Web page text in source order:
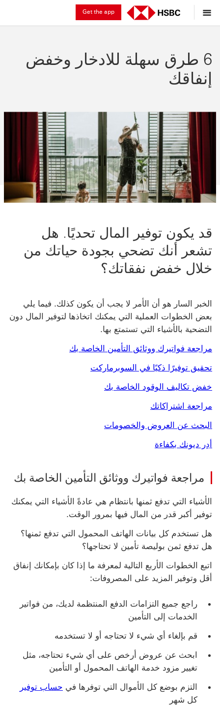
Get the app
6 طرق سهلة للادخار وخفض
إنفاقك
قد يكون توفير المال تحديًا. هل
تشعر أنك تضحي بجودة حياتك من
خلال خفض نفقاتك؟
الخبر السار هو أن الأمر لا يجب أن يكون كذلك. فيما يلي
بعض الخطوات العملية التي يمكنك اتخاذها لتوفير المال دون
التضحية بالأشياء التي تستمتع بها.
مراجعة فواتيرك ووثائق التأمين الخاصة بك
تحقيق توفيرًا ذكيًا في السوبرماركت
خفض تكاليف الوقود الخاصة بك
مراجعة اشتراكاتك
البحث عن العروض والخصومات
أدِر ديونك بكفاءة
مراجعة فواتيرك ووثائق التأمين الخاصة بك
الأشياء التي تدفع ثمنها بانتظام هي عادةً الأشياء التي يمكنك
توفير أكبر قدر من المال فيها بمرور الوقت.
هل تستخدم كل بيانات الهاتف المحمول التي تدفع ثمنها؟
هل تدفع ثمن بوليصة تأمين لا تحتاجها؟
اتبع الخطوات الأربع التالية لمعرفة ما إذا كان بإمكانك إنفاق
أقل وتوفير المزيد على المصروفات:
راجع جميع التزامات الدفع المنتظمة لديك، من فواتير
الخدمات إلى التأمين
قم بإلغاء أي شيء لا تحتاجه أو لا تستخدمه
ابحث عن عروض أرخص على أي شيء تحتاجه، مثل
تغيير مزود خدمة الهاتف المحمول أو التأمين
التزم بوضع كل الأموال التي توفرها في حساب توفير
كل شهر